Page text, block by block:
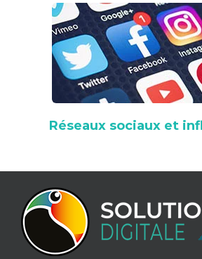
Réseaux sociaux et